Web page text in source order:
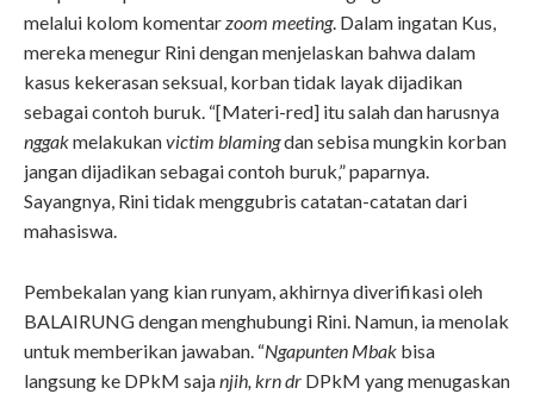
melalui kolom komentarzoom meeting. Dalam ingatan Kus,
mereka menegur Rini dengan menjelaskan bahwa dalam
kasus kekerasan seksual, korban tidak layak dijadikan
sebagai contoh buruk. “[Materi-red] itu salah dan harusnya
nggakmelakukanvictim blamingdan sebisa mungkin korban
jangan dijadikan sebagai contoh buruk,” paparnya.
Sayangnya, Rini tidak menggubris catatan-catatan dari
mahasiswa.
Pembekalan yang kian runyam, akhirnya diverifikasi oleh
BALAIRUNG dengan menghubungi Rini. Namun, ia menolak
untuk memberikan jawaban. “Ngapunten Mbak bisa
langsung ke DPkM sajanjih, krn dr DPkM yang menugaskan